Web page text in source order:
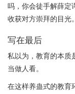
吗，你会徒手解薛定
收获对方崇拜的目光。
写在最后
私以为，教育的本质
当做人看。
在这样养蛊式的教育